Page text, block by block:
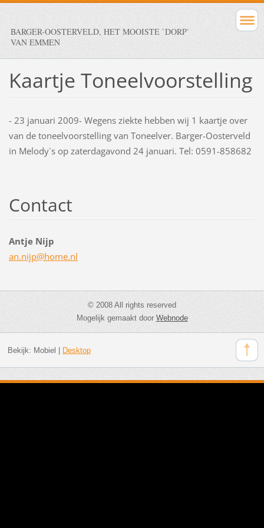
BARGER-OOSTERVELD, HET MOOISTE `DORP`
VAN EMMEN
Kaartje Toneelvoorstelling
- 23 januari 2009- Wegens ziekte hebben wij 1 kaartje over
van de toneelvoorstelling van Toneelver. Barger-Oosterveld
in Melody`s op zaterdagavond 24 januari. Tel: 0591-858682
Contact
Antje Nijp
an.nijp@home.nl
© 2008 All rights reserved
Mogelijk gemaakt doorWebnode
Bekijk: Mobiel Desktop